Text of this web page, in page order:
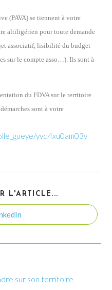
(PAVA) se tiennent à votre
altiligérien pour toute demande
associatif, lisibilité du budget
sur le compte asso…). Ils sont à
du FDVA sur le territoire
sont à votre
yvq4xu0am03v
L'ARTICLE...
sur son territoire